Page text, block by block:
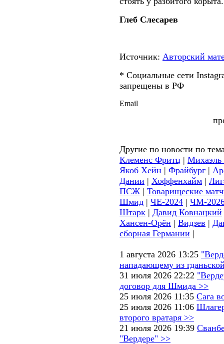
Глеб Слесарев
Источник: Авторский
* Социальные сети
запрещены в РФ
Другие по новости по
Клеменс Фритц | Михаэль
Якоб Хейн | Фрайбург |
Дании | Хоффенхайм |
ПСЖ | Товарищеские
Шмид | ЧЕ-2024 | ЧМ-
Штарк | Давид Ковнацкий
Хансен-Орён | Видзев |
сборная Германии |
1 августа 2026 13:25
нападающему из
31 июля 2026 22:22
договор для Шмида >>
25 июля 2026 11:35 Сага
25 июля 2026 11:06
второго вратаря >>
21 июля 2026 19:39
"Вердере" >>